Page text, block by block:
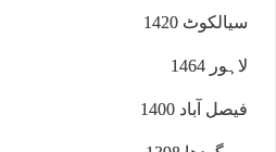
سیالکوٹ 1420
لاہور 1464
فیصل آباد 1400